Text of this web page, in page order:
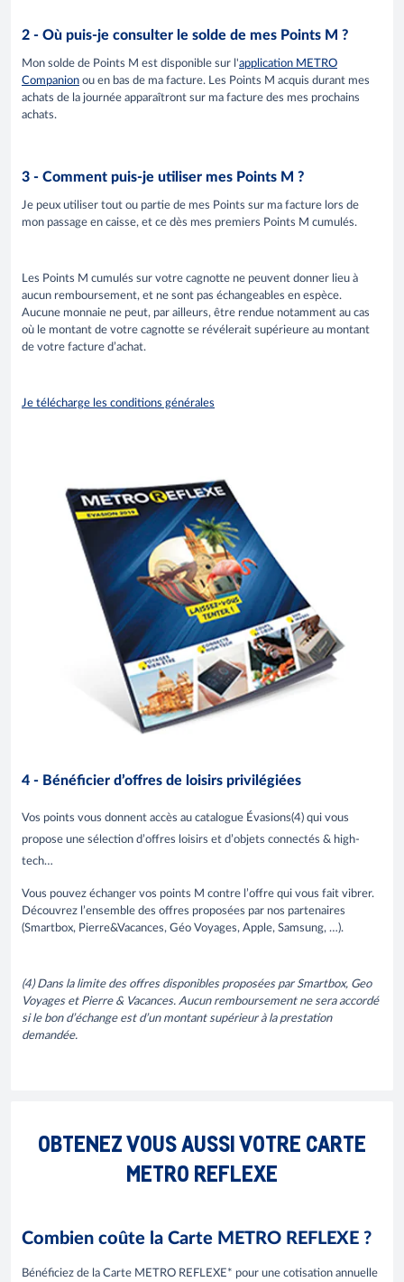
2 - Où puis-je consulter le solde de mes Points M ?
Mon solde de Points M est disponible sur l'application METRO
Companion ou en bas de ma facture. Les Points M acquis durant mes
achats de la journée apparaîtront sur ma facture des mes prochains
achats.
3 - Comment puis-je utiliser mes Points M ?
Je peux utiliser tout ou partie de mes Points sur ma facture lors de
mon passage en caisse, et ce dès mes premiers Points M cumulés.
Les Points M cumulés sur votre cagnotte ne peuvent donner lieu à
aucun remboursement, et ne sont pas échangeables en espèce.
Aucune monnaie ne peut, par ailleurs, être rendue notamment au cas
où le montant de votre cagnotte se révélerait supérieure au montant
de votre facture d’achat.
Je télécharge les conditions générales
4 - Bénéficier d’offres de loisirs privilégiées
Vos points vous donnent accès au catalogue Évasions(4) qui vous
propose une sélection d’offres loisirs et d’objets connectés & high-
tech…
Vous pouvez échanger vos points M contre l’offre qui vous fait vibrer.
Découvrez l’ensemble des offres proposées par nos partenaires
(Smartbox, Pierre&Vacances, Géo Voyages, Apple, Samsung, …).
(4) Dans la limite des offres disponibles proposées par Smartbox, Geo
Voyages et Pierre & Vacances. Aucun remboursement ne sera accordé
si le bon d’échange est d’un montant supérieur à la prestation
demandée.
OBTENEZ VOUS AUSSI VOTRE CARTE
METRO REFLEXE
Combien coûte la Carte METRO REFLEXE ?
Bénéficiez de la Carte METRO REFLEXE* pour une cotisation annuelle